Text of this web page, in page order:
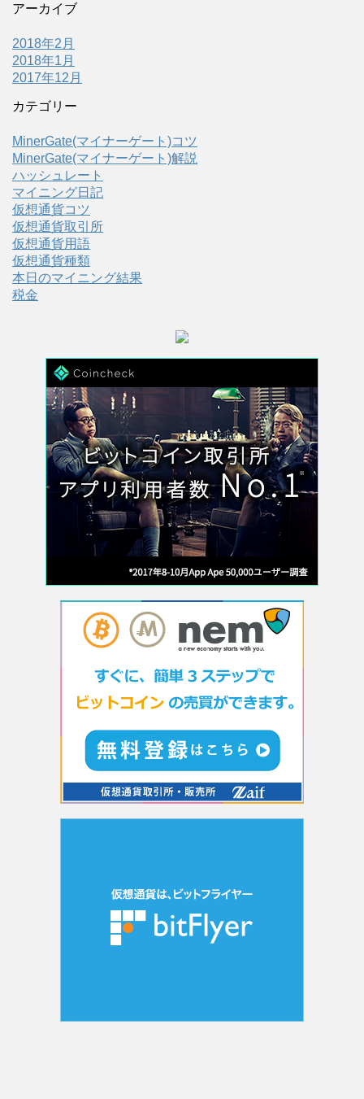
アーカイブ
2018年2月
2018年1月
2017年12月
カテゴリー
MinerGate(マイナーゲート)コツ
MinerGate(マイナーゲート)解説
ハッシュレート
マイニング日記
仮想通貨コツ
仮想通貨取引所
仮想通貨用語
仮想通貨種類
本日のマイニング結果
税金